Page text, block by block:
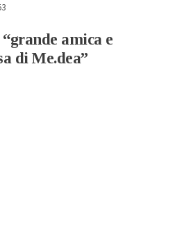
amica e
di Me.dea”